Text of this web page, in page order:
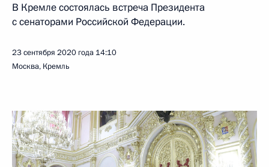
В Кремле состоялась встреча Президента
с сенаторами Российской Федерации.
23 сентября 2020 года 14:10
Москва, Кремль